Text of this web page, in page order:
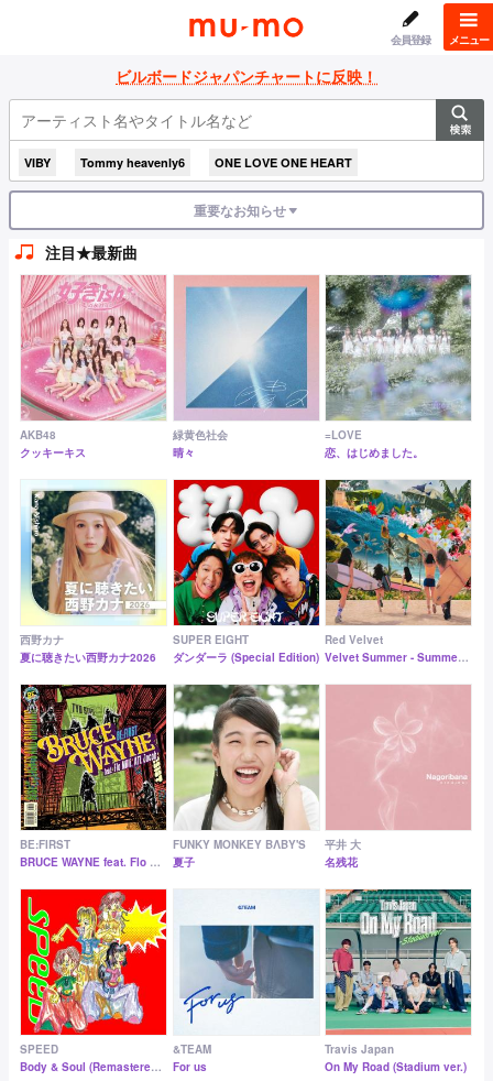
メニュー
mu-mo（
会員登録
ビルボードジャパンチャートに反映！
VIBY Tommy heavenly6 ONE LOVE ONE HEART
重要なお知らせ
注目★最新曲
AKB48
クッキーキス
緑黄色社会
晴々
=LOVE
恋、はじめました。
西野カナ
夏に聴きたい西野カナ2026
SUPER EIGHT
ダンダーラ (Special Edition)
Red Velvet
Velvet Summer - Summer Mini Album
BE:FIRST
BRUCE WAYNE feat. Flo Milli, ATL Jacob
FUNKY MONKEY BΛBY'S
夏子
平井 大
名残花
SPEED
Body & Soul (Remastered 2026)
&TEAM
For us
Travis Japan
On My Road (Stadium ver.)